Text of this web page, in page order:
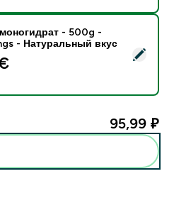
- 500g - 147servings -
- 500g -
- Натуральный вкус
95,99 ₽‎